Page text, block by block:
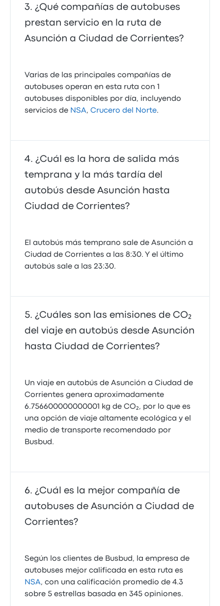
¿Qué compañías de autobuses
prestan servicio en la ruta de
Asunción a Ciudad de Corrientes?
Varias de las principales compañías de
autobuses operan en esta ruta con 1
autobuses disponibles por día, incluyendo
servicios de NSA,Crucero del Norte.
¿Cuál es la hora de salida más
temprana y la más tardía del
autobús desde Asunción hasta
Ciudad de Corrientes?
El autobús más temprano sale de Asunción a
Ciudad de Corrientes a las 8:30. Y el último
autobús sale a las 23:30.
¿Cuáles son las emisiones de CO₂
del viaje en autobús desde Asunción
hasta Ciudad de Corrientes?
Un viaje en autobús de Asunción a Ciudad de
Corrientes genera aproximadamente
6.756600000000001 kg de CO₂, por lo que es
una opción de viaje altamente ecológica y el
medio de transporte recomendado por
Busbud.
¿Cuál es la mejor compañía de
autobuses de Asunción a Ciudad de
Corrientes?
Según los clientes de Busbud, la empresa de
autobuses mejor calificada en esta ruta es
NSA, con una calificación promedio de 4.3
sobre 5 estrellas basada en 345 opiniones.